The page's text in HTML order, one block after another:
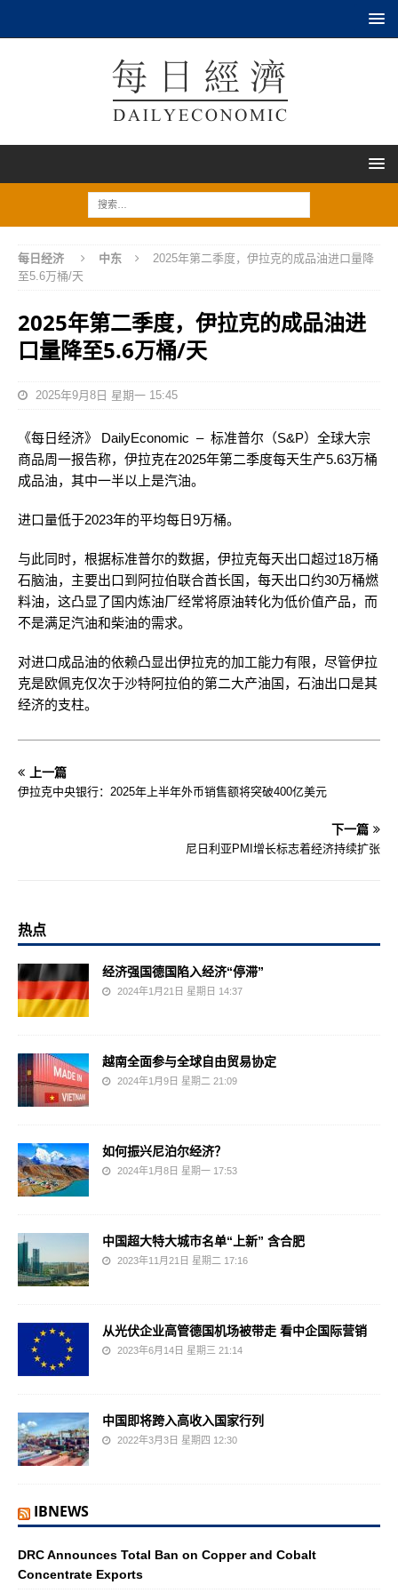
每日经济 中东
2025年第二季度，伊拉克的成品油进口量降
至5.6万桶/天
2025年第二季度，伊拉克的成品油进
口量降至5.6万桶/天
2025年9月8日 星期一 15:45
《每日经济》 DailyEconomic – 标准普尔（S&P）全球大宗
商品周一报告称，伊拉克在2025年第二季度每天生产5.63万桶
成品油，其中一半以上是汽油。
进口量低于2023年的平均每日9万桶。
与此同时，根据标准普尔的数据，伊拉克每天出口超过18万桶
石脑油，主要出口到阿拉伯联合酋长国，每天出口约30万桶燃
料油，这凸显了国内炼油厂经常将原油转化为低价值产品，而
不是满足汽油和柴油的需求。
对进口成品油的依赖凸显出伊拉克的加工能力有限，尽管伊拉
克是欧佩克仅次于沙特阿拉伯的第二大产油国，石油出口是其
经济的支柱。
上一篇
伊拉克中央银行：2025年上半年外币销售额将突破400亿美元
下一篇
尼日利亚PMI增长标志着经济持续扩张
热点
经济强国德国陷入经济“停滞”
2024年1月21日 星期日 14:37
越南全面参与全球自由贸易协定
2024年1月9日 星期二 21:09
如何振兴尼泊尔经济？
2024年1月8日 星期一 17:53
中国超大特大城市名单“上新” 含合肥
2023年11月21日 星期二 17:16
从光伏企业高管德国机场被带走 看中企国际营销
2023年6月14日 星期三 21:14
中国即将跨入高收入国家行列
2022年3月3日 星期四 12:30
IBNEWS
DRC Announces Total Ban on Copper and Cobalt
Concentrate Exports